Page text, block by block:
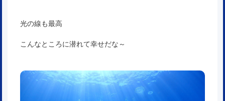
光の線も最高
こんなところに潜れて幸せだな～